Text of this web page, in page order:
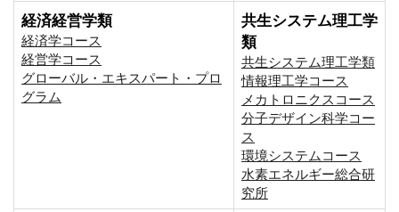
経済経営学類
経済学コース
経営学コース
グローバル・エキスパート・プロ
グラム
共生システム理工学
類
共生システム理工学類
情報理工学コース
メカトロニクスコース
分子デザイン科学コー
ス
環境システムコース
⽔素エネルギー総合研
究所